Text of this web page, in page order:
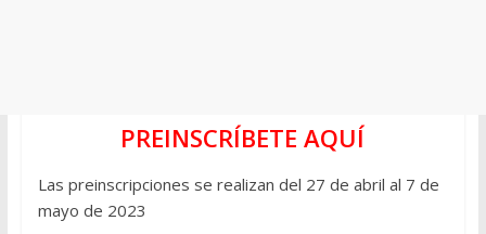
PREINSCRÍBETE AQUÍ
Las preinscripciones se realizan del 27 de abril al 7 de
mayo de 2023